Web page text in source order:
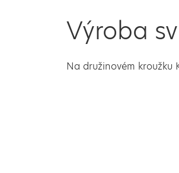
Výroba
Na družinovém kroužku